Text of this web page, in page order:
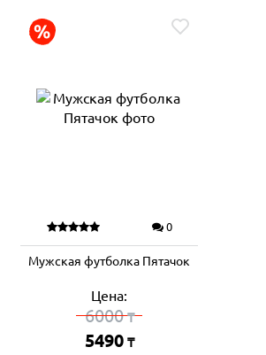
0
Мужская футболка Пятачок
Цена:
6000₸
5490 ₸